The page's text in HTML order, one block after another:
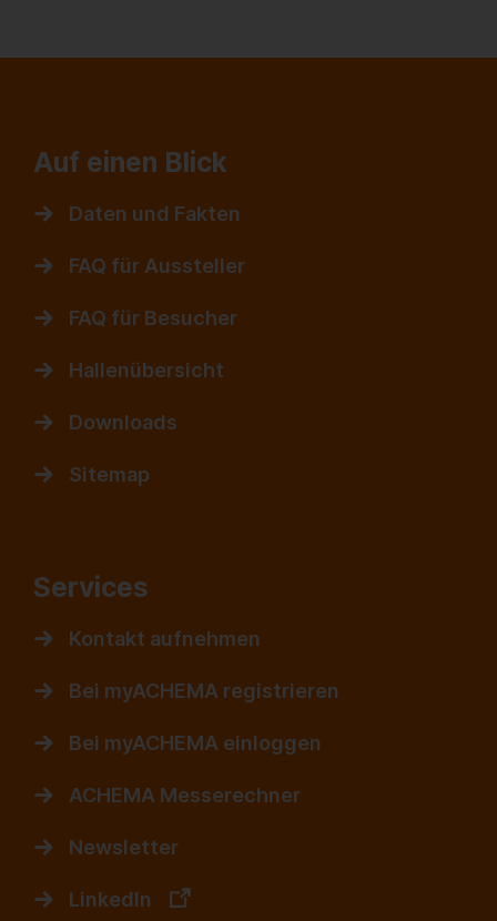
Auf einen Blick
Daten und Fakten
FAQ für Aussteller
FAQ für Besucher
Hallenübersicht
Downloads
Sitemap
Services
Kontakt aufnehmen
Bei myACHEMA registrieren
Bei myACHEMA einloggen
ACHEMA Messerechner
Newsletter
LinkedIn